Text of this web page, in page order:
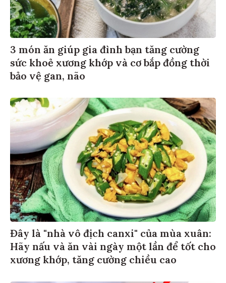
3 món ăn giúp gia đình bạn tăng cường
sức khoẻ xương khớp và cơ bắp đồng thời
bảo vệ gan, não
Đây là "nhà vô địch canxi" của mùa xuân:
Hãy nấu và ăn vài ngày một lần để tốt cho
xương khớp, tăng cường chiều cao